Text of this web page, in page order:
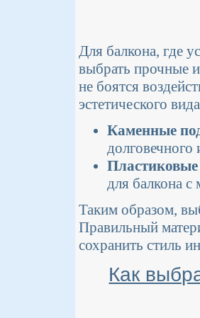
Для балкона, где
выбрать прочные
не боятся
эстетического
Каменные
долговечного
для балкона
Таким образом,
Правильный
сохранить стиль
Как